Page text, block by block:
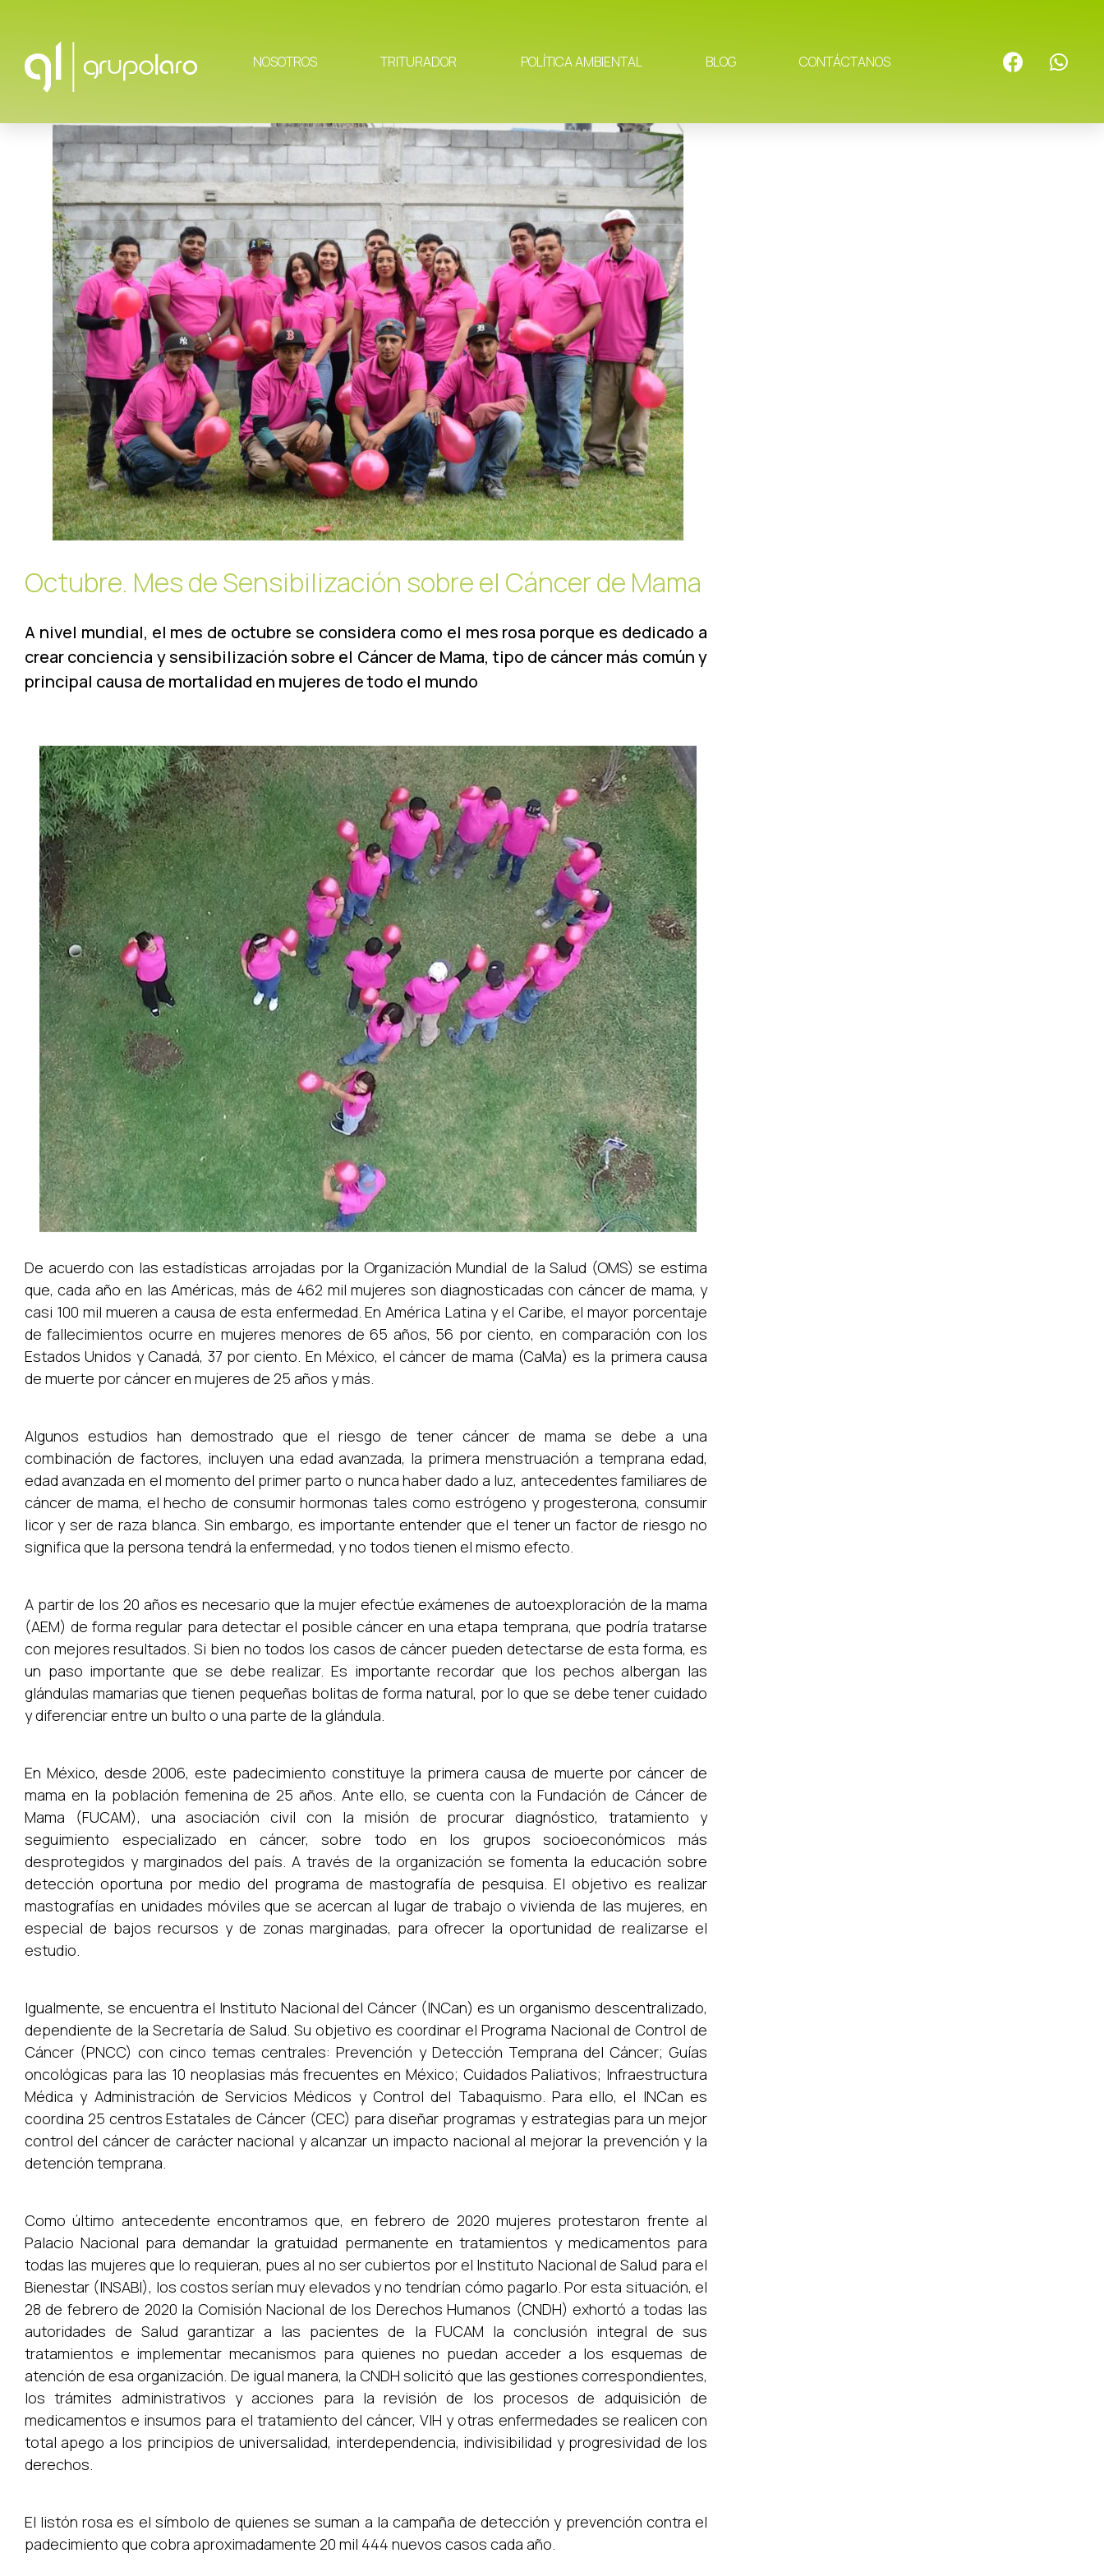
NOSOTROS TRITURADOR POLÍTICA AMBIENTAL BLOG CONTÁCTANOS
Octubre. Mes de Sensibilización sobre el Cáncer de Mama
A nivel mundial, el mes de octubre se considera como el mes rosa porque es dedicado a
crear conciencia y sensibilización sobre el Cáncer de Mama, tipo de cáncer más común y
principal causa de mortalidad en mujeres de todo el mundo
De acuerdo con las estadísticas arrojadas por la Organización Mundial de la Salud (OMS) se estima
que, cada año en las Américas, más de 462 mil mujeres son diagnosticadas con cáncer de mama, y
casi 100 mil mueren a causa de esta enfermedad. En América Latina y el Caribe, el mayor porcentaje
de fallecimientos ocurre en mujeres menores de 65 años, 56 por ciento, en comparación con los
Estados Unidos y Canadá, 37 por ciento. En México, el cáncer de mama (CaMa) es la primera causa
de muerte por cáncer en mujeres de 25 años y más.
Algunos estudios han demostrado que el riesgo de tener cáncer de mama se debe a una
combinación de factores, incluyen una edad avanzada, la primera menstruación a temprana edad,
edad avanzada en el momento del primer parto o nunca haber dado a luz, antecedentes familiares de
cáncer de mama, el hecho de consumir hormonas tales como estrógeno y progesterona, consumir
licor y ser de raza blanca. Sin embargo, es importante entender que el tener un factor de riesgo no
significa que la persona tendrá la enfermedad, y no todos tienen el mismo efecto.
A partir de los 20 años es necesario que la mujer efectúe exámenes de autoexploración de la mama
(AEM) de forma regular para detectar el posible cáncer en una etapa temprana, que podría tratarse
con mejores resultados. Si bien no todos los casos de cáncer pueden detectarse de esta forma, es
un paso importante que se debe realizar. Es importante recordar que los pechos albergan las
glándulas mamarias que tienen pequeñas bolitas de forma natural, por lo que se debe tener cuidado
y diferenciar entre un bulto o una parte de la glándula.
En México, desde 2006, este padecimiento constituye la primera causa de muerte por cáncer de
mama en la población femenina de 25 años. Ante ello, se cuenta con la Fundación de Cáncer de
Mama (FUCAM), una asociación civil con la misión de procurar diagnóstico, tratamiento y
seguimiento especializado en cáncer, sobre todo en los grupos socioeconómicos más
desprotegidos y marginados del país. A través de la organización se fomenta la educación sobre
detección oportuna por medio del programa de mastografía de pesquisa. El objetivo es realizar
mastografías en unidades móviles que se acercan al lugar de trabajo o vivienda de las mujeres, en
especial de bajos recursos y de zonas marginadas, para ofrecer la oportunidad de realizarse el
estudio.
Igualmente, se encuentra el Instituto Nacional del Cáncer (INCan) es un organismo descentralizado,
dependiente de la Secretaría de Salud. Su objetivo es coordinar el Programa Nacional de Control de
Cáncer (PNCC) con cinco temas centrales: Prevención y Detección Temprana del Cáncer; Guías
oncológicas para las 10 neoplasias más frecuentes en México; Cuidados Paliativos; Infraestructura
Médica y Administración de Servicios Médicos y Control del Tabaquismo. Para ello, el INCan es
coordina 25 centros Estatales de Cáncer (CEC) para diseñar programas y estrategias para un mejor
control del cáncer de carácter nacional y alcanzar un impacto nacional al mejorar la prevención y la
detención temprana.
Como último antecedente encontramos que, en febrero de 2020 mujeres protestaron frente al
Palacio Nacional para demandar la gratuidad permanente en tratamientos y medicamentos para
todas las mujeres que lo requieran, pues al no ser cubiertos por el Instituto Nacional de Salud para el
Bienestar (INSABI), los costos serían muy elevados y no tendrían cómo pagarlo. Por esta situación, el
28 de febrero de 2020 la Comisión Nacional de los Derechos Humanos (CNDH) exhortó a todas las
autoridades de Salud garantizar a las pacientes de la FUCAM la conclusión integral de sus
tratamientos e implementar mecanismos para quienes no puedan acceder a los esquemas de
atención de esa organización. De igual manera, la CNDH solicitó que las gestiones correspondientes,
los trámites administrativos y acciones para la revisión de los procesos de adquisición de
medicamentos e insumos para el tratamiento del cáncer, VIH y otras enfermedades se realicen con
total apego a los principios de universalidad, interdependencia, indivisibilidad y progresividad de los
derechos.
El listón rosa es el símbolo de quienes se suman a la campaña de detección y prevención contra el
padecimiento que cobra aproximadamente 20 mil 444 nuevos casos cada año.